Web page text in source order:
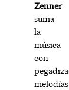
Zenner
suma
la
música
con
melodías